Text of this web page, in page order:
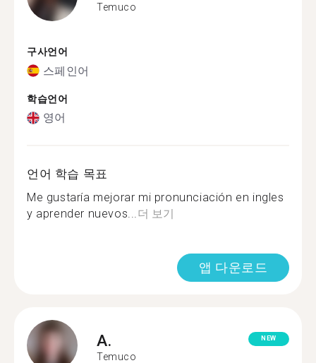
Temuco
구사언어
스페인어
학습언어
영어
언어 학습 목표
Me gustaría mejorar mi pronunciación en ingles
y aprender nuevos...더 보기
앱 다운로드
A.
Temuco
NEW